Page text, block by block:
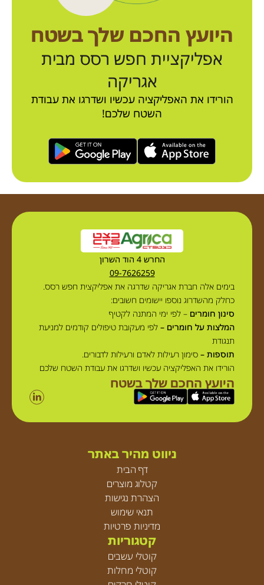
היועץ החכם שלך בשטח
אפליקציית חפש רסס מבית
אגריקה
הורידו את האפליקציה עכשיו ושדרגו את עבודת
השטח שלכם!
החרש 4 הוד השרון
09-7626259
בימים אלה חברת אגריקה שדרגה את אפליקצית חפש רסס.
כחלק מהשדרוג נוספו יישומים חשובים:
סינון חומרים – לפי ימי המתנה לקטיף
המלצות על חומרים – לפי מעקובת טיפולים קודמים למניעת
תנגודת
תוספות – סימון רעילות לאדם ורעילות לדבורים.
הורידו את האפליקציה עכשיו ושדרגו את עבודת השטח שלכם
היועץ החכם שלך בשטח
ניווט מהיר באתר
דף הבית
קטלוג מוצרים
הצהרת נגישות
תנאי שימוש
מדיניות פרטיות
קטגוריות
קוטלי עשבים
קוטלי מחלות